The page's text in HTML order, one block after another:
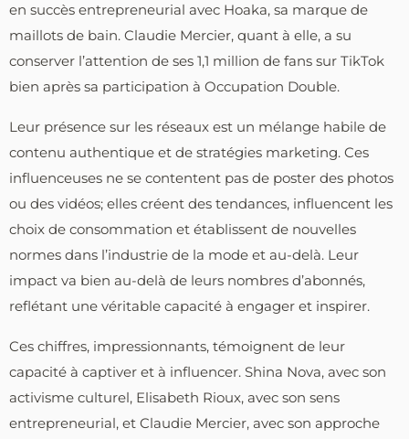
en succès entrepreneurial avec Hoaka, sa marque de
maillots de bain. Claudie Mercier, quant à elle, a su
conserver l’attention de ses 1,1 million de fans sur TikTok
bien après sa participation à Occupation Double.
Leur présence sur les réseaux est un mélange habile de
contenu authentique et de stratégies marketing. Ces
influenceuses ne se contentent pas de poster des photos
ou des vidéos; elles créent des tendances, influencent les
choix de consommation et établissent de nouvelles
normes dans l’industrie de la mode et au-delà. Leur
impact va bien au-delà de leurs nombres d’abonnés,
reflétant une véritable capacité à engager et inspirer.
Ces chiffres, impressionnants, témoignent de leur
capacité à captiver et à influencer. Shina Nova, avec son
activisme culturel, Elisabeth Rioux, avec son sens
entrepreneurial, et Claudie Mercier, avec son approche